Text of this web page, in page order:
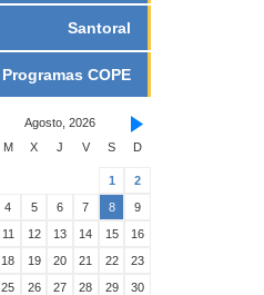
Santoral
Programas COPE
Agosto, 2026
M X J V S D
1
2
4 5 6 7 8
9
11 12 13 14 15
16
18 19 20 21 22
23
25 26 27 28 29
30